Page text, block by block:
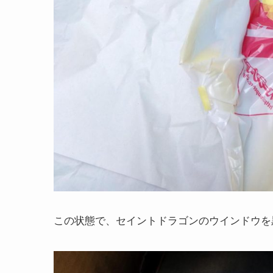
この状態で、セイントドラゴンのウインドウ